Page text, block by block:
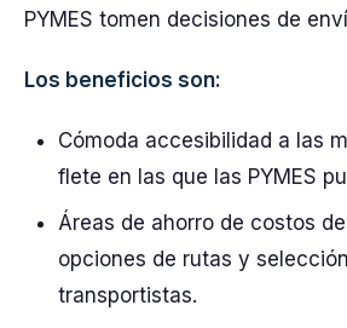
PYMES tomen decisiones de
Los beneficios son:
Cómoda accesibilidad a las
flete en las que las PYMES
Áreas de ahorro de costos
opciones de rutas y
transportistas.